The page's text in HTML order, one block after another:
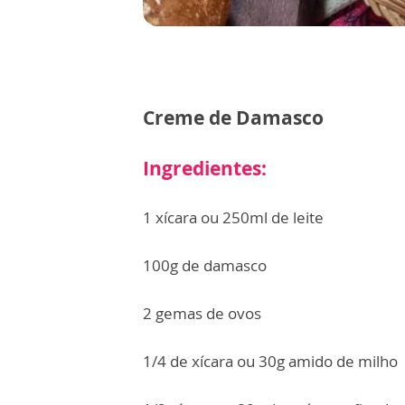
Creme de Damasco
Ingredientes:
1 xícara ou 250ml de leite
100g de damasco
2 gemas de ovos
1/4 de xícara ou 30g amido de milho